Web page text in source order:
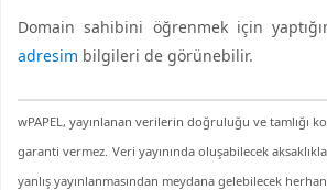
Domain sahibini öğrenmek için
adresim bilgileri de görünebilir.
wPAPEL, yayınlanan verilerin doğruluğu ve tamlığı
garanti vermez. Veri yayınında oluşabilecek
yanlış yayınlanmasından meydana gelebilecek